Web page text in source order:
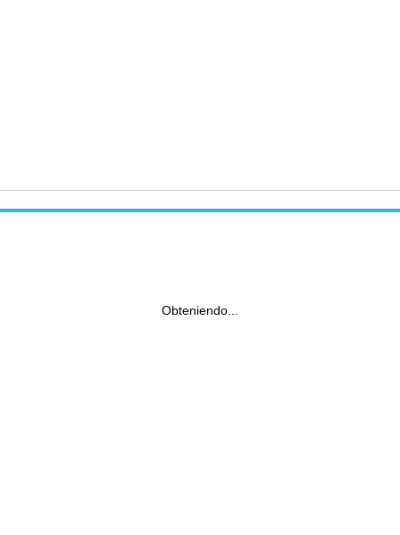
Obteniendo...